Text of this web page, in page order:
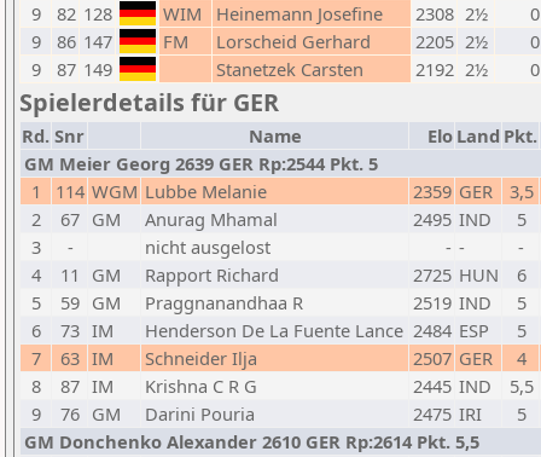
9
82 128 WIM Heinemann Josefine 2308 2½
0
9
86 147 FM Lorscheid Gerhard 2205 2½
0
9
87 149 Stanetzek Carsten 2192 2½ 0
Spielerdetails für GER
Rd. Snr Name Elo Land Pkt.
GM Meier Georg 2639 GER Rp:2544 Pkt. 5
1
114 WGM Lubbe Melanie 2359 GER
3,5
2
67 GM Anurag Mhamal 2495 IND
5
3
- nicht ausgelost - -
-
4
11 GM Rapport Richard 2725 HUN
6
5
59 GM Praggnanandhaa R 2519 IND
5
6
73 IM Henderson De La Fuente Lance 2484 ESP
5
7
63 IM Schneider Ilja 2507 GER
4
8
87 IM Krishna C R G 2445 IND
5,5
9
76 GM Darini Pouria 2475 IRI
5
GM Donchenko Alexander 2610 GER Rp:2614 Pkt. 5,5